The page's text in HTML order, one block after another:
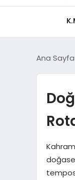
Ana Sayfa